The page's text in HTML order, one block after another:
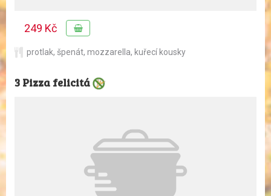
249 Kč
protlak, špenát, mozzarella, kuřecí kousky
3 Pizza felicitá